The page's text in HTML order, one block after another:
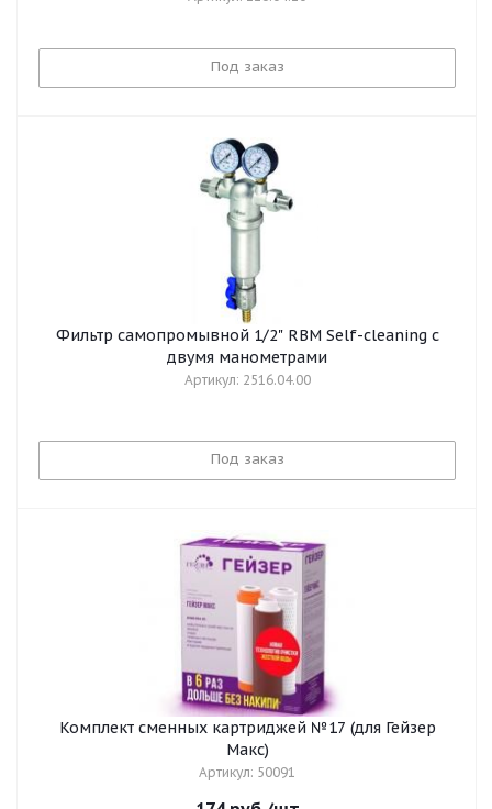
Под заказ
Фильтр самопромывной 1/2" RBM Self-cleaning с
двумя манометрами
Артикул: 2516.04.00
Под заказ
Комплект сменных картриджей №17 (для Гейзер
Макс)
Артикул: 50091